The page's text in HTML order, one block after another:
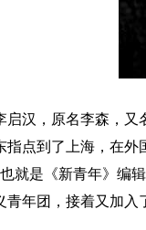
，原名李森，又名
指点到了上海，在外
就是《新青年》编
青年团，接着又加入